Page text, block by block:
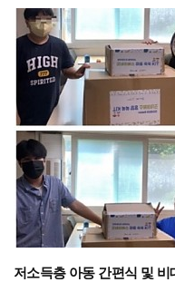
저소득층 아동 간편식 및